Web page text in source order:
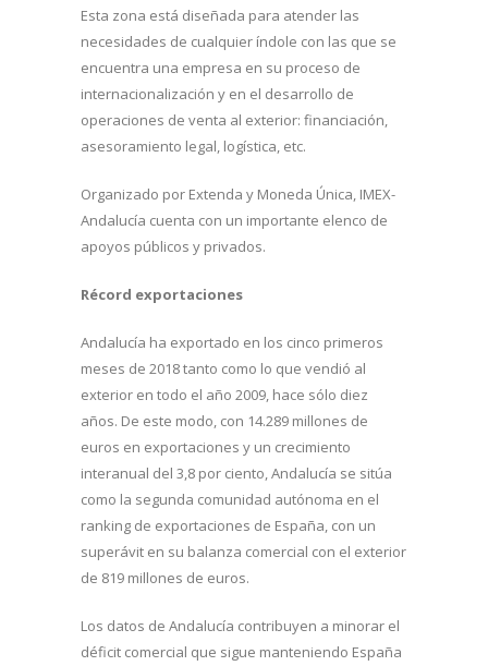
Esta zona está diseñada para atender las
necesidades de cualquier índole con las que se
encuentra una empresa en su proceso de
internacionalización y en el desarrollo de
operaciones de venta al exterior: financiación,
asesoramiento legal, logística, etc.
Organizado por Extenda y Moneda Única, IMEX-
Andalucía cuenta con un importante elenco de
apoyos públicos y privados.
Récord exportaciones
Andalucía ha exportado en los cinco primeros
meses de 2018 tanto como lo que vendió al
exterior en todo el año 2009, hace sólo diez
años. De este modo, con 14.289 millones de
euros en exportaciones y un crecimiento
interanual del 3,8 por ciento, Andalucía se sitúa
como la segunda comunidad autónoma en el
ranking de exportaciones de España, con un
superávit en su balanza comercial con el exterior
de 819 millones de euros.
Los datos de Andalucía contribuyen a minorar el
déficit comercial que sigue manteniendo España